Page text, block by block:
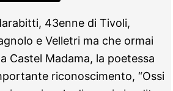
43enne di Tivoli,
e Velletri ma che ormai
Castel Madama, la poetessa
riconoscimento, “Ossi